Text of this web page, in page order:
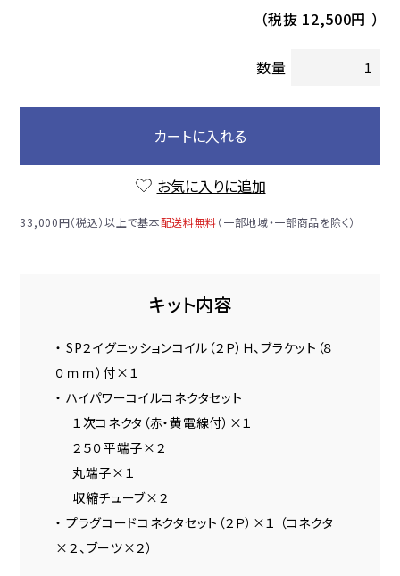
（税抜 12,500円 ）
数量
カートに入れる
お気に入りに追加
33,000円（税込）以上で基本配送料無料（一部地域・一部商品を除く）
キット内容
・ SP２イグニッションコイル（２Ｐ）Ｈ、ブラケット（８
０ｍｍ）付×１
・ ハイパワーコイルコネクタセット
１次コネクタ（赤・黄電線付）×１
２５０平端子×２
丸端子×１
収縮チューブ×２
・ プラグコードコネクタセット（２Ｐ）×１ （コネクタ
×２、ブーツ×２）